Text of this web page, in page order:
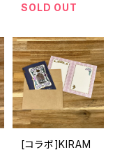
リフィル】
SOLD OUT
[コラボ]KIRAM